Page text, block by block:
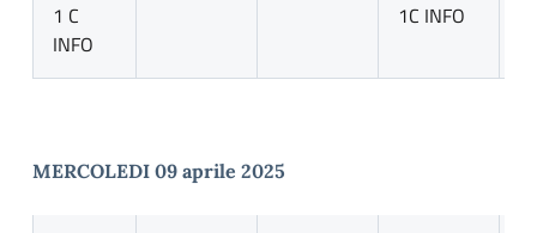
1 C
INFO
1C INFO
MERCOLEDI 09 aprile 2025